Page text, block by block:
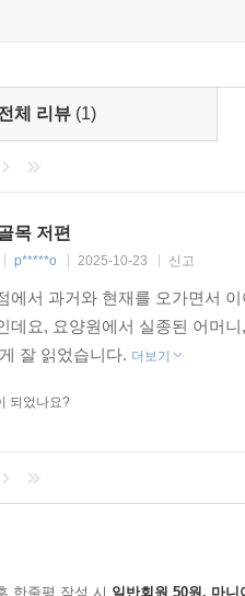
체 리뷰 (1)
목 저편
p*****o 2025-10-23 신고
에서 과거와 현재를 오가면서
데요, 요양원에서 실종된 어머
잘 읽었습니다. 더보기
되었나요?
한줄평 작성 시 일반회원 50원, 마니